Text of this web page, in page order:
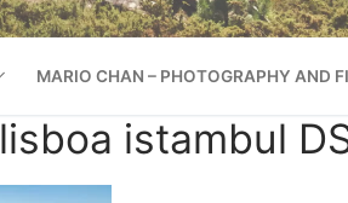
MARIO CHAN – PHOTOGRAPHY AND
istambul